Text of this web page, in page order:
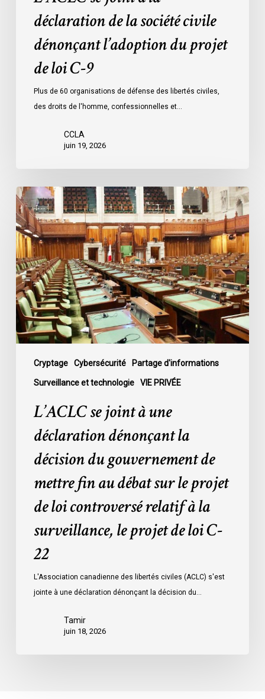
déclaration de la société civile
dénonçant l’adoption du projet
de loi C-9
Plus de 60 organisations de défense des libertés civiles,
des droits de l'homme, confessionnelles et…
CCLA
juin 19, 2026
Cryptage Cybersécurité Partage d'informations
Surveillance et technologie VIE PRIVÉE
L’ACLC
se
joint
à
une
déclaration
dénonçant
la
décision
du
mettre
relatif
surveillance,
L’ACLC se joint à une
déclaration dénonçant la
décision du gouvernement de
mettre fin au débat sur le projet
de loi controversé relatif à la
surveillance, le projet de loi C-
22
L'Association canadienne des libertés civiles (ACLC) s'est
jointe à une déclaration dénonçant la décision du…
Tamir
juin 18, 2026